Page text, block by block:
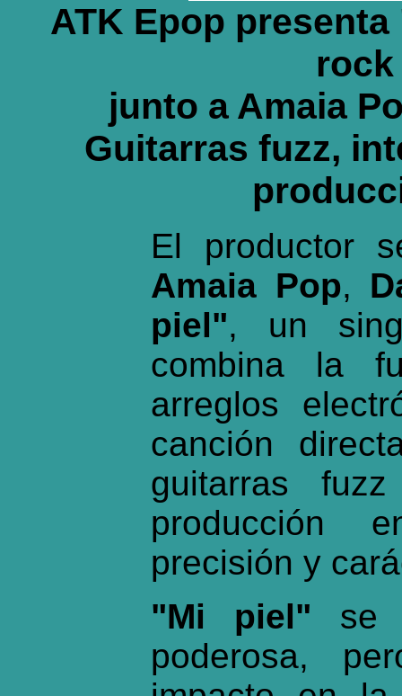
ATK Epop
junto a Amaia
Guitarras fuzz,
El productor
Amaia Pop,
piel", un
combina la
arreglos
canción
guitarras
producción
precisión y
"Mi piel" se
poderosa,